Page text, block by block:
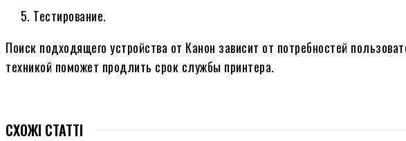
Тестирование.
Поиск подходящего устройства от Канон зависит от потребностей
техникой поможет продлить срок службы принтера.
СХОЖІ СТАТТІ